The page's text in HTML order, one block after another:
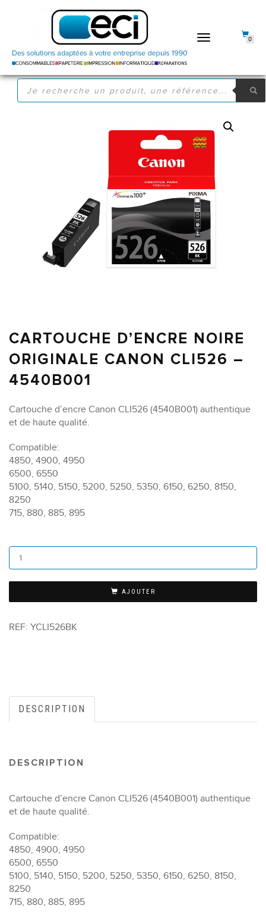
DÉPLIER
RECHERCHE
PRODUITS
0
CARTOUCHE D’ENCRE NOIRE
ORIGINALE CANON CLI526 –
4540B001
Cartouche d’encre Canon CLI526 (4540B001) authentique
et de haute qualité.
Compatible:
4850, 4900, 4950
6500, 6550
5100, 5140, 5150, 5200, 5250, 5350, 6150, 6250, 8150,
8250
715, 880, 885, 895
AJOUTER
REF: YCLI526BK
DESCRIPTION
DESCRIPTION
Cartouche d’encre Canon CLI526 (4540B001) authentique
et de haute qualité.
Compatible:
4850, 4900, 4950
6500, 6550
5100, 5140, 5150, 5200, 5250, 5350, 6150, 6250, 8150,
8250
715, 880, 885, 895